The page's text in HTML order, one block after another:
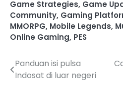
Game Strategies, Game
Community, Gaming
MMORPG, Mobile Legends,
Online Gaming, PES
PPanduan isi pulsa
Indosat di luar negeri